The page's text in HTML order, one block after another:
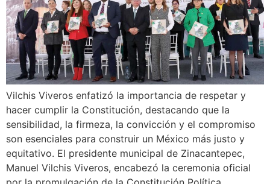
Vilchis Viveros enfatizó la importancia de respetar y
hacer cumplir la Constitución, destacando que la
sensibilidad, la firmeza, la convicción y el compromiso
son esenciales para construir un México más justo y
equitativo. El presidente municipal de Zinacantepec,
Manuel Vilchis Viveros, encabezó la ceremonia oficial